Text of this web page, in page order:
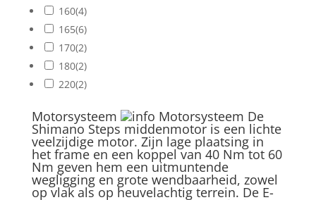
160(4)
165(6)
170(2)
180(2)
220(2)
Motorsysteem Motorsysteem De
Shimano Steps middenmotor is een lichte
veelzijdige motor. Zijn lage plaatsing in
het frame en een koppel van 40 Nm tot 60
Nm geven hem een uitmuntende
wegligging en grote wendbaarheid, zowel
op vlak als op heuvelachtig terrein. De E-